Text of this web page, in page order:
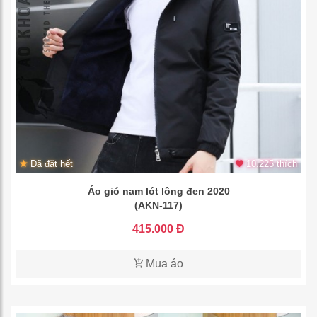
Đã đặt hết 10.225 thích
Áo gió nam lót lông đen 2020
(AKN-117)
415.000 Đ
Mua áo